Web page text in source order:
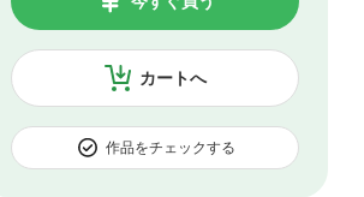
カートへ
作品をチェックする